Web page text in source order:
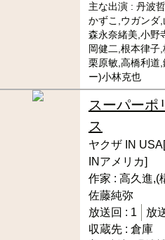
主な出演 : 丹波
かずこ,ウガンダ
森永奈緒美,小野
岡健二,根本律子
栗原敏,高橋利道
ー)小林克也
スーパーポ
ス
ヤクザ IN
INアメリカ]
作家 : 高久進,(
佐藤純弥
放送回 : 1
放
収蔵先 : 倉庫